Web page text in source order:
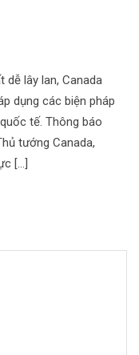
dễ lây lan, Canada
dụng các biện pháp
tế. Thông báo
tướng Canada,
[…]